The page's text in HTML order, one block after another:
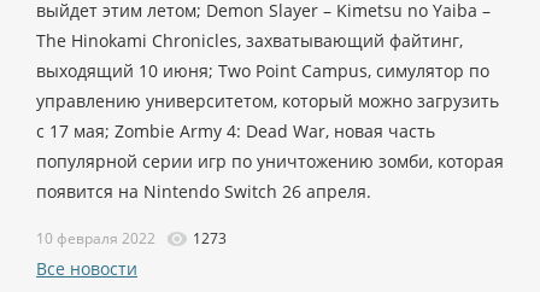
выйдет этим летом; Demon Slayer – Kimetsu no Yaiba –
The Hinokami Chronicles, захватывающий файтинг,
выходящий 10 июня; Two Point Campus, симулятор по
управлению университетом, который можно загрузить
с 17 мая; Zombie Army 4: Dead War, новая часть
популярной серии игр по уничтожению зомби, которая
появится на Nintendo Switch 26 апреля.
10 февраля 2022 1273
Все новости